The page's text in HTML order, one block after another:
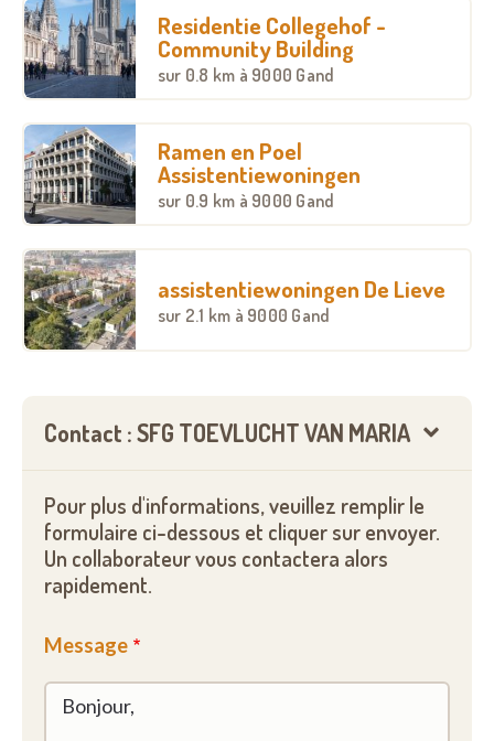
Residentie Collegehof -
Community Building
sur 0.8 km à 9000 Gand
Ramen en Poel
Assistentiewoningen
sur 0.9 km à 9000 Gand
assistentiewoningen De Lieve
sur 2.1 km à 9000 Gand
Contact : SFG TOEVLUCHT VAN MARIA
Pour plus d'informations, veuillez remplir le
formulaire ci-dessous et cliquer sur envoyer.
Un collaborateur vous contactera alors
rapidement.
Message